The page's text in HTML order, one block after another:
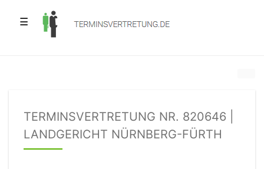
☰
TERMINSVERTRETUNG NR. 820646 |
LANDGERICHT NÜRNBERG-FÜRTH